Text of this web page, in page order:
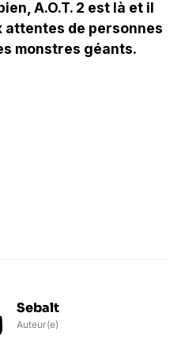
A.O.T. 2 est là et il
attentes de personnes
monstres géants.
Sebalt
Auteur(e)